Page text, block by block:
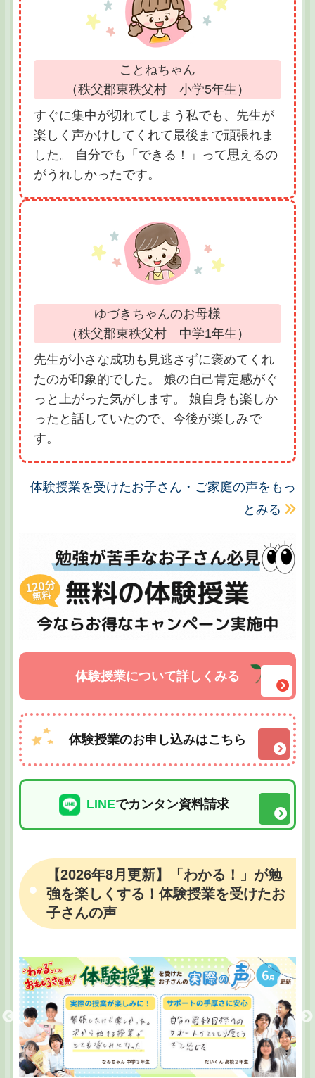
ことねちゃん
（秩父郡東秩父村 小学5年生）
すぐに集中が切れてしまう私でも、先生が
楽しく声かけしてくれて最後まで頑張れま
した。 自分でも「できる！」って思えるの
がうれしかったです。
ゆづきちゃんのお母様
（秩父郡東秩父村 中学1年生）
先生が小さな成功も見逃さずに褒めてくれ
たのが印象的でした。 娘の自己肯定感がぐ
っと上がった気がします。 娘自身も楽しか
ったと話していたので、今後が楽しみで
す。
体験授業を受けたお子さん・ご家庭の声をもっ
とみる
体験授業について詳しくみる
体験授業のお申し込みはこちら
LINEでカンタン資料請求
【2026年8月更新】「わかる！」が勉
強を楽しくする！体験授業を受けたお
子さんの声